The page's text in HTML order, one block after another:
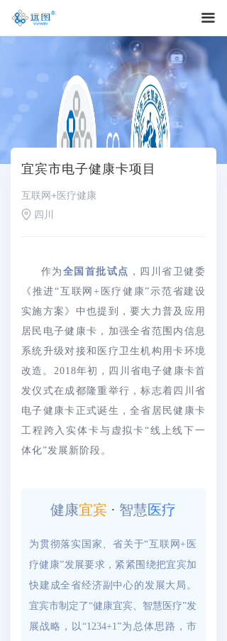
끀
宜宾市电子健康卡项目
互联网+医疗健康
作为 全国首批试点 ，四川省卫健委
《推进“互联网+医疗健康”示范省建设
实施方案》中也提到，要大力普及应用
居民电子健康卡，加强全省范围内信息
系统升级对接和医疗卫生机构用卡环境
改造。2018年初，四川省电子健康卡首
发仪式在成都隆重举行，标志着四川省
电子健康卡正式诞生，全省居民健康卡
工程跨入实体卡与虚拟卡“线上线下一
体化”发展新阶段。
健康宜宾 · 智慧医疗
为贯彻落实国家、省关于“互联网+医
疗健康”发展要求，紧紧围绕把宜宾加
快建成全省经济副中心的发展大局。
宜宾市制定了“健康宜宾、智慧医疗”发
展战略，以“1234+1”为总体思路，市
四川